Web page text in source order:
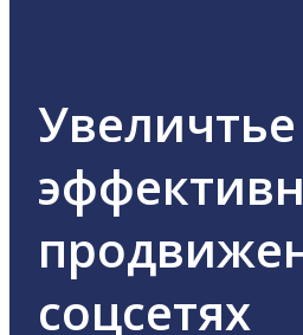
Увеличтье
соцсетях